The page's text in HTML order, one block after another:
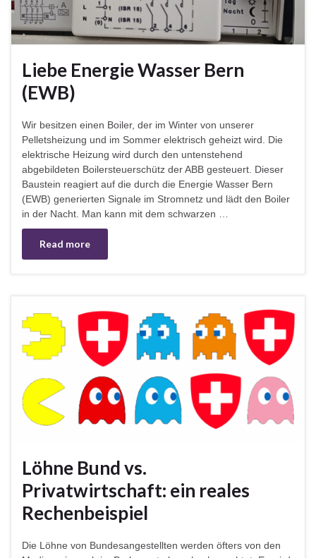
Liebe Energie Wasser Bern
(EWB)
Wir besitzen einen Boiler, der im Winter von unserer
Pelletsheizung und im Sommer elektrisch geheizt wird. Die
elektrische Heizung wird durch den untenstehend
abgebildeten Boilersteuerschütz der ABB gesteuert. Dieser
Baustein reagiert auf die durch die Energie Wasser Bern
(EWB) generierten Signale im Stromnetz und lädt den Boiler
in der Nacht. Man kann mit dem schwarzen …
Read more
Löhne Bund vs.
Privatwirtschaft: ein reales
Rechenbeispiel
Die Löhne von Bundesangestellten werden öfters von den